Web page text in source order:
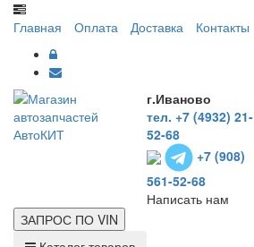
Главная Оплата Доставка Контакты
г.Иваново
тел. +7 (4932) 21-
52-68
+7 (908)
561-52-68
Написать нам
ЗАПРОС ПО VIN